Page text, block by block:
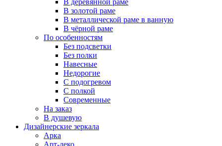
В деревянной раме
В золотой раме
В металлической раме в ванную
В чёрной раме
По особенностям
Без подсветки
Без полки
Навесные
Недорогие
С подогревом
С полкой
Современные
На заказ
В душевую
Дизайнерские зеркала
Арка
Арт-деко